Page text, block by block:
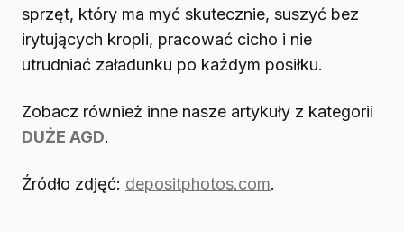
sprzęt, który ma myć skutecznie, suszyć bez
irytujących kropli, pracować cicho i nie
utrudniać załadunku po każdym posiłku.
Zobacz również inne nasze artykuły z kategorii
DUŻE AGD.
Źródło zdjęć: depositphotos.com.